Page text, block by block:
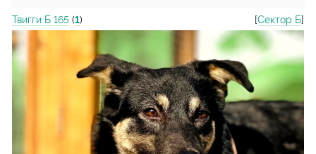
Твигги Б 165 (1) [Сектор Б]